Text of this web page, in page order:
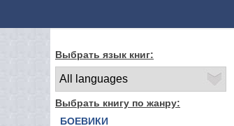
Выбрать язык книг:
Выбрать книгу по жанру:
БОЕВИКИ